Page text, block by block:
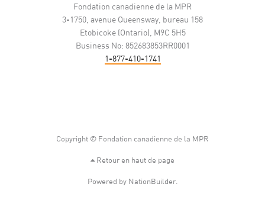
Fondation canadienne de la MPR
3-1750, avenue Queensway, bureau 158
Etobicoke (Ontario), M9C 5H5
Business No: 852683853RR0001
1-877-410-1741
Copyright © Fondation canadienne de la MPR
Retour en haut de page
Powered by NationBuilder.